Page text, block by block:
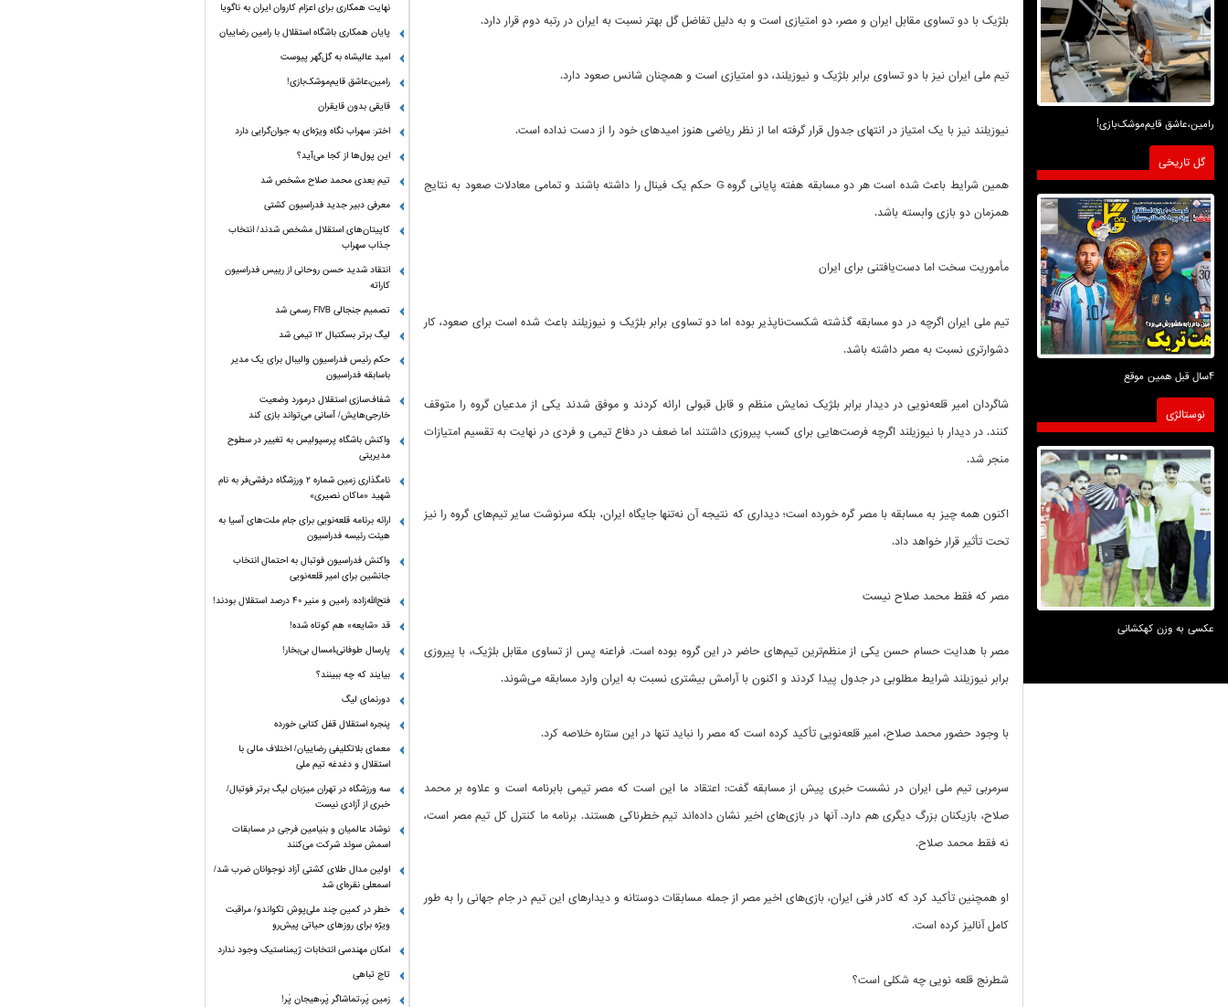
بلژیک با دو تساوی مقابل ایران و مصر، دو امتیازی است و به دلیل تفاضل گل بهتر نسبت به ایران در رتبه دوم قرار دارد.
تیم ملی ایران نیز با دو تساوی برابر بلژیک و نیوزیلند، دو امتیازی است و همچنان شانس صعود دارد.
نیوزیلند نیز با یک امتیاز در انتهای جدول قرار گرفته اما از نظر ریاضی هنوز امیدهای خود را از دست نداده است.
همین شرایط باعث شده است هر دو مسابقه هفته پایانی گروه G حکم یک فینال را داشته باشند و تمامی معادلات صعود به نتایج
همزمان دو بازی وابسته باشد.
مأموریت سخت اما دست‌یافتنی برای ایران
تیم ملی ایران اگرچه در دو مسابقه گذشته شکست‌ناپذیر بوده اما دو تساوی برابر بلژیک و نیوزیلند باعث شده است برای صعود، کار
دشوارتری نسبت به مصر داشته باشد.
شاگردان امیر قلعه‌نویی در دیدار برابر بلژیک نمایش منظم و قابل قبولی ارائه کردند و موفق شدند یکی از مدعیان گروه را متوقف
کنند. در دیدار با نیوزیلند اگرچه فرصت‌هایی برای کسب پیروزی داشتند اما ضعف در دفاع تیمی و فردی در نهایت به تقسیم امتیازات
منجر شد.
اکنون همه چیز به مسابقه با مصر گره خورده است؛ دیداری که نتیجه آن نه‌تنها جایگاه ایران، بلکه سرنوشت سایر تیم‌های گروه را نیز
تحت تأثیر قرار خواهد داد.
مصر که فقط محمد صلاح نیست
مصر با هدایت حسام حسن یکی از منظم‌ترین تیم‌های حاضر در این گروه بوده است. فراعنه پس از تساوی مقابل بلژیک، با پیروزی
برابر نیوزیلند شرایط مطلوبی در جدول پیدا کردند و اکنون با آرامش بیشتری نسبت به ایران وارد مسابقه می‌شوند.
با وجود حضور محمد صلاح، امیر قلعه‌نویی تأکید کرده است که مصر را نباید تنها در این ستاره خلاصه کرد.
سرمربی تیم ملی ایران در نشست خبری پیش از مسابقه گفت: اعتقاد ما این است که مصر تیمی بابرنامه است و علاوه بر محمد
صلاح، بازیکنان بزرگ دیگری هم دارد. آنها در بازی‌های اخیر نشان داده‌اند تیم خطرناکی هستند. برنامه ما کنترل کل تیم مصر است،
نه فقط محمد صلاح.
او همچنین تأکید کرد که کادر فنی ایران، بازی‌های اخیر مصر از جمله مسابقات دوستانه و دیدارهای این تیم در جام جهانی را به طور
کامل آنالیز کرده است.
شطرنج قلعه نویی چه شکلی است؟
رامین،عاشق قایم‌موشک‌بازی!
گل تاریخی
4سال قبل همین موقع
نوستالژی
عکسی به وزن کهکشانی
نهایت همکاری برای اعزام کاروان ایران به ناگویا
پایان همکاری باشگاه استقلال با رامین رضاییان
امید عالیشاه به گل‌گهر پیوست
رامین،عاشق قایم‌موشک‌بازی!
قایقی بدون قایقران
اختر: سهراب نگاه ویژه‌ای به جوان‌گرایی دارد
این پول‌ها از کجا می‌آید؟
تیم بعدی محمد صلاح مشخص شد
معرفی دبیر جدید فدراسیون کشتی
کاپیتان‌های استقلال مشخص شدند/ انتخاب
جذاب سهراب
انتقاد شدید حسن روحانی از رییس فدراسیون
کاراته
تصمیم جنجالی FIVB رسمی شد
لیگ برتر بسکتبال ۱۲ تیمی شد
حکم رئیس فدراسیون والیبال برای یک مدیر
باسابقه فدراسیون
شفاف‌سازی استقلال درمورد وضعیت
خارجی‌هایش/ آسانی می‌تواند بازی کند
واکنش باشگاه پرسپولیس به تغییر در سطوح
مدیریتی
نامگذاری زمین شماره ۲ ورزشگاه درفشی‌فر به نام
شهید «ماکان نصیری»
ارائه برنامه‌ قلعه‌نویی برای جام ملت‌های آسیا به
هیئت رئیسه فدراسیون
واکنش فدراسیون فوتبال به احتمال انتخاب
جانشین برای امیر قلعه‌نویی
فتح‌الله‌زاده: رامین و منیر 40 درصد استقلال بودند!
قد «شایعه» هم کوتاه شده!
پارسال طوفانی،امسال بی‌بخار!
بیایند که چه ببینند؟
دورنمای لیگ
پنجره‌ استقلال قفل کتابی خورده
معمای بلاتکلیفی رضاییان/ اختلاف مالی با
استقلال و دغدغه تیم ملی
سه ورزشگاه در تهران میزبان لیگ برتر فوتبال/
خبری از آزادی نیست
نوشاد عالمیان و بنیامین فرجی در مسابقات
اسمش سوئد شرکت می‌کنند
اولین مدال طلای کشتی آزاد نوجوانان ضرب شد/
اسمعلی نقره‌ای شد
خطر در کمین چند ملی‌پوش تکواندو/ مراقبت
ویژه برای روزهای حیاتی پیش‌رو
امکان مهندسی انتخابات ژیمناستیک وجود ندارد
تاج تباهی
زمین پَر،تماشاگر پَر،هیجان پَر!